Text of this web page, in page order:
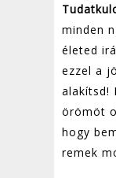
minden
életed
ezzel a
alakítsd!
örömöt
hogy
remek